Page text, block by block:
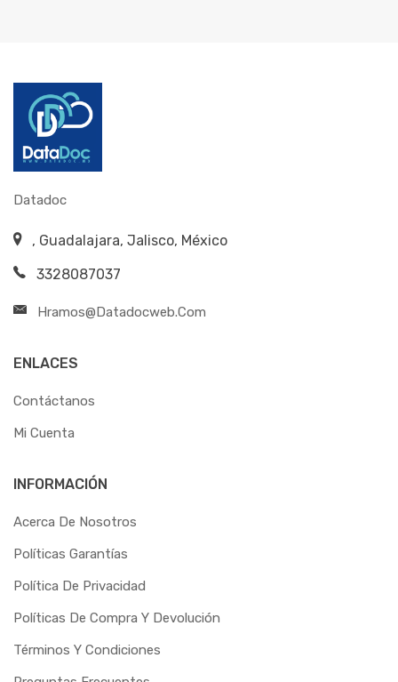
Datadoc
, Guadalajara, Jalisco, México
3328087037
Hramos@datadocweb.com
ENLACES
Contáctanos
Mi Cuenta
INFORMACIÓN
Acerca De Nosotros
Políticas Garantías
Política De Privacidad
Políticas De Compra Y Devolución
Términos Y Condiciones